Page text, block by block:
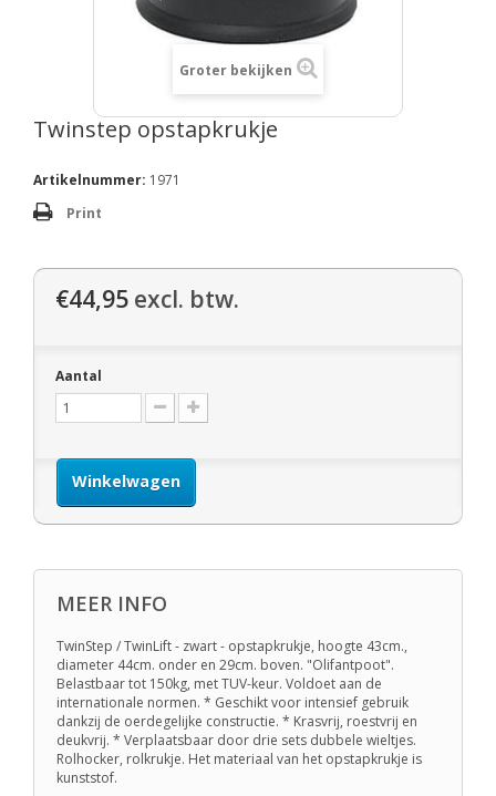
Groter bekijken
Twinstep opstapkrukje
Artikelnummer: 1971
Print
€44,95 excl. btw.
Aantal
Winkelwagen
MEER INFO
TwinStep / TwinLift - zwart - opstapkrukje, hoogte 43cm.,
diameter 44cm. onder en 29cm. boven. "Olifantpoot".
Belastbaar tot 150kg, met TUV-keur. Voldoet aan de
internationale normen. * Geschikt voor intensief gebruik
dankzij de oerdegelijke constructie. * Krasvrij, roestvrij en
deukvrij. * Verplaatsbaar door drie sets dubbele wieltjes.
Rolhocker, rolkrukje. Het materiaal van het opstapkrukje is
kunststof.